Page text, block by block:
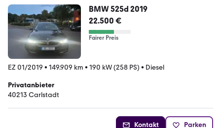
BMW 525d 2019
22.500 €
Fairer Preis
EZ 01/2019 • 149.909 km • 190 kW (258 PS) • Diesel
Privatanbieter
40213 Carlstadt
Kontakt Parken